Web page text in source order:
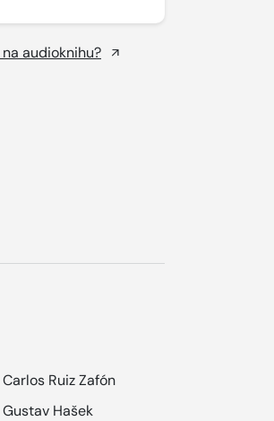
audioknihu?
Carlos Ruiz Zafón
Gustav Hašek